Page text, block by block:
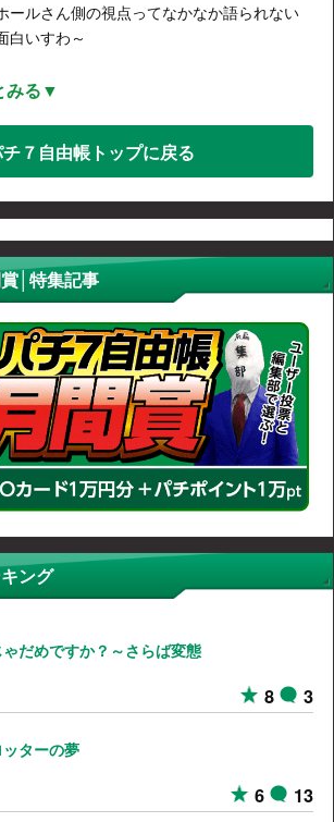
ールさん側の視点ってなかなか語られない
白いすわ～
みる▼
７自由帳トップに戻る
│特集記事
ング
だめですか？～さらば変態
8 3
ターの夢
6 13